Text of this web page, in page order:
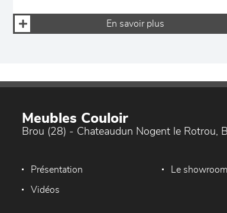
En savoir plus
Meubles Couloir
Brou (28) - Chateaudun Nogent le Rotrou,
Présentation Le showroom
Vidéos